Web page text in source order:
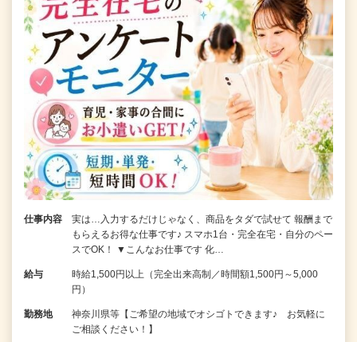
仕事内容
実は…入力するだけじゃなく、商品をタダで試せて 報酬まで
もらえるお得な仕事です♪ スマホ1台・完全在宅・自分のペー
スでOK！ ▼こんなお仕事です 化…
給与
時給1,500円以上（完全出来高制／時間額1,500円～5,000
円）
勤務地
神奈川県等【ご希望の地域でオシゴトできます♪ お気軽に
ご相談ください！】